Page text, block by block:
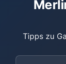
Tipps zu